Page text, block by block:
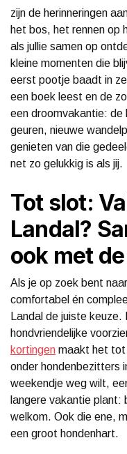
zijn de herinneringen
het bos, het rennen op
als jullie samen op
kleine momenten die
eerst pootje baadt in
een boek leest en de
een droomvakantie: de
geuren, nieuwe
genieten van die
net zo gelukkig is als jij.
Tot slot:
Landal?
ook met
Als je op zoek bent
comfortabel én
Landal de juiste
hondvriendelijke
kortingen maakt het tot
onder hondenbezitters
weekendje weg wilt,
langere vakantie plant:
welkom. Ook die ene,
een groot hondenhart.